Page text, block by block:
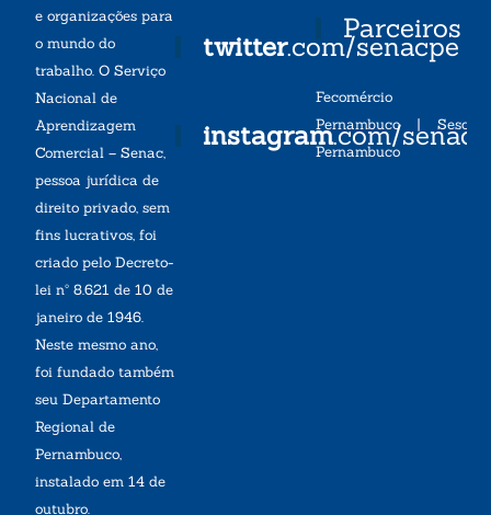
e organizações para
o mundo do
trabalho. O Serviço
Nacional de
Aprendizagem
Comercial – Senac,
pessoa jurídica de
direito privado, sem
fins lucrativos, foi
criado pelo Decreto-
lei nº 8.621 de 10 de
janeiro de 1946.
Neste mesmo ano,
foi fundado também
seu Departamento
Regional de
Pernambuco,
instalado em 14 de
outubro.
twitter.com/senacpe
instagram.com/
Parceiros
Fecomércio
Pernambuco| Sesc
Pernambuco